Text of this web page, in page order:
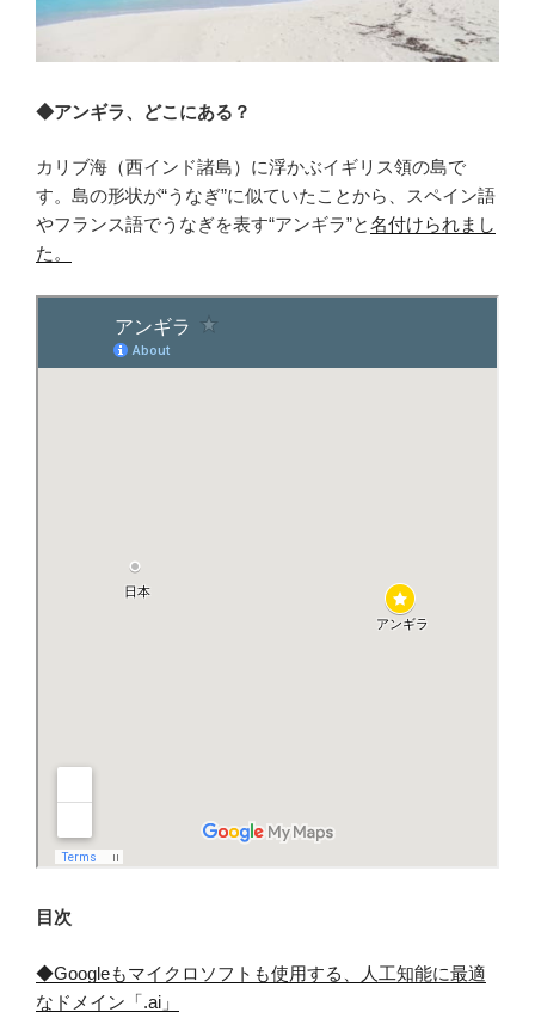
◆アンギラ、どこにある？
カリブ海（西インド諸島）に浮かぶイギリス領の島で
す。島の形状が“うなぎ”に似ていたことから、スペイン語
やフランス語でうなぎを表す“アンギラ”と名付けられまし
た。
目次
◆Googleもマイクロソフトも使用する、人工知能に最適
なドメイン「.ai」